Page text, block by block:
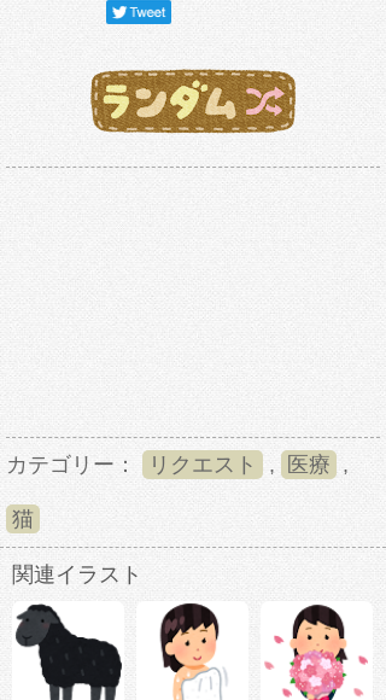
カテゴリー： リクエスト , 医療 ,
猫
関連イラスト